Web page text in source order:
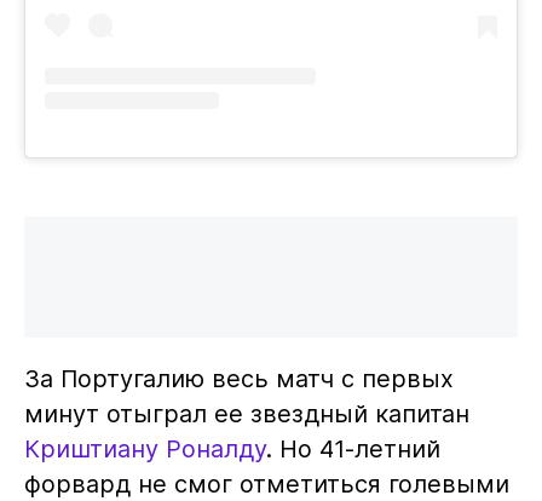
За Португалию весь матч с первых
минут отыграл ее звездный капитан
Криштиану Роналду. Но 41-летний
форвард не смог отметиться голевыми